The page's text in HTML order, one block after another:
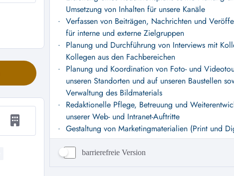
barrierefreie Version